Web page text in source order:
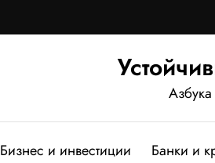
Бизнес и инвестиции Банки и